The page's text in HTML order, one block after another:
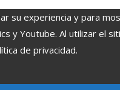
su experiencia y para
y Youtube. Al utilizar el
de privacidad.